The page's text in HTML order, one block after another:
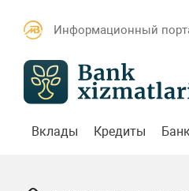
Информационный
Вклады Кредиты